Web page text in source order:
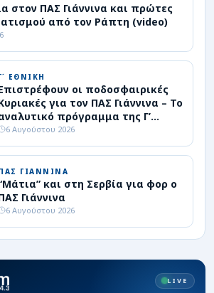
στον ΠΑΣ Γιάννινα και πρώτες
από τον Ράπτη (video)
ΕΘΝΙΚΗ
οι ποδοσφαιρικές
για τον ΠΑΣ Γιάννινα – Το
πρόγραμμα της Γ’
6 Αυγούστου 2026
ΓΙΑΝΝΙΝΑ
και στη Σερβία για φορ ο
Γιάννινα
6 Αυγούστου 2026
LIVE